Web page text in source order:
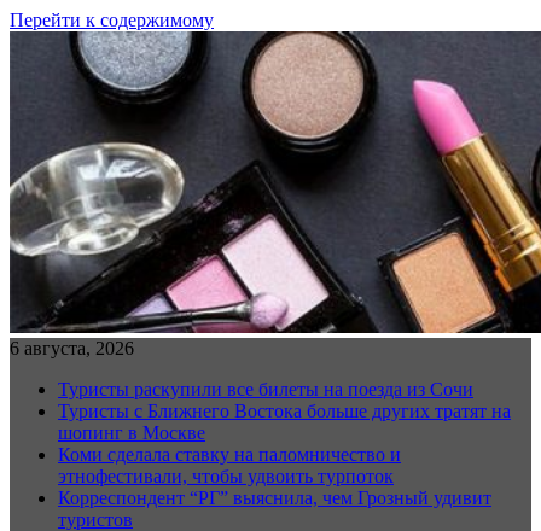
Перейти к содержимому
6 августа, 2026
Туристы раскупили все билеты на поезда из Сочи
Туристы с Ближнего Востока больше других тратят на
шопинг в Москве
Коми сделала ставку на паломничество и
этнофестивали, чтобы удвоить турпоток
Корреспондент “РГ” выяснила, чем Грозный удивит
туристов